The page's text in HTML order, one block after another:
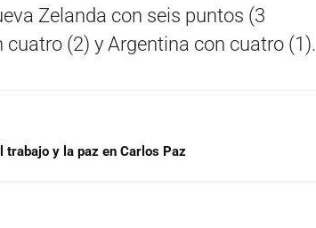
Zelanda con seis puntos (3
(2) y Argentina con cuatro (1).
trabajo y la paz en Carlos Paz